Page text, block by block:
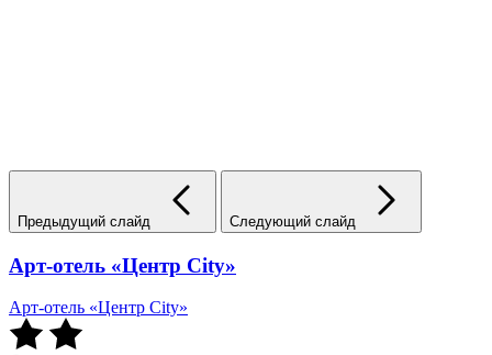
Предыдущий слайд Следующий слайд
Арт-отель «Центр City»
Арт-отель «Центр City»